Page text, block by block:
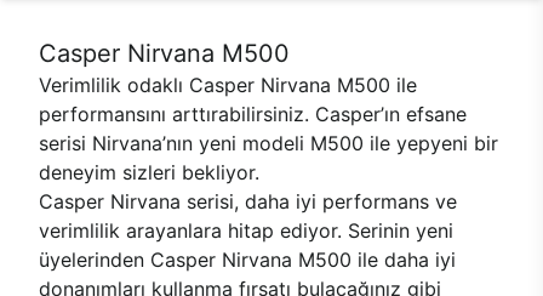
Casper Nirvana M500
Verimlilik odaklı Casper Nirvana M500 ile
performansını arttırabilirsiniz. Casper’ın efsane
serisi Nirvana’nın yeni modeli M500 ile yepyeni bir
deneyim sizleri bekliyor.
Casper Nirvana serisi, daha iyi performans ve
verimlilik arayanlara hitap ediyor. Serinin yeni
üyelerinden Casper Nirvana M500 ile daha iyi
donanımları kullanma fırsatı bulacağınız gibi